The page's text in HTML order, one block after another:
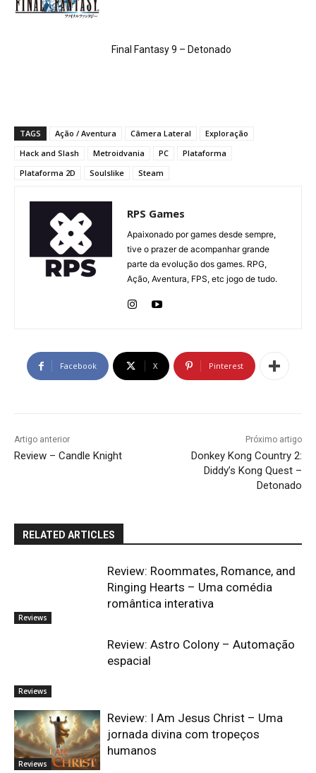
Final Fantasy 9 – Detonado
TAGS Ação / Aventura Câmera Lateral
Exploração
Hack and Slash
Metroidvania PC
Plataforma
Plataforma 2D
Soulslike Steam
RPS Games
Apaixonado por games desde sempre,
tive o prazer de acompanhar grande
parte da evolução dos games. RPG,
Ação, Aventura, FPS, etc jogo de tudo.
Facebook X Pinterest
Artigo anterior
Review – Candle Knight
Próximo artigo
Donkey Kong Country 2:
Diddy’s Kong Quest –
Detonado
RELATED ARTICLES
Reviews
Review: Roommates, Romance, and
Ringing Hearts – Uma comédia
romântica interativa
Reviews
Review: Astro Colony – Automação
espacial
Reviews
Review: I Am Jesus Christ – Uma
jornada divina com tropeços
humanos